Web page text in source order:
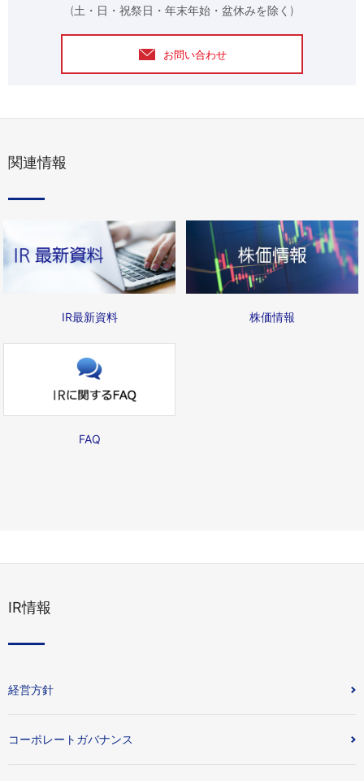
(土・日・祝祭日・年末年始・盆休みを除く)
お問い合わせ
関連情報
IR最新資料 株価情報
FAQ
IR情報
経営方針
コーポレートガバナンス